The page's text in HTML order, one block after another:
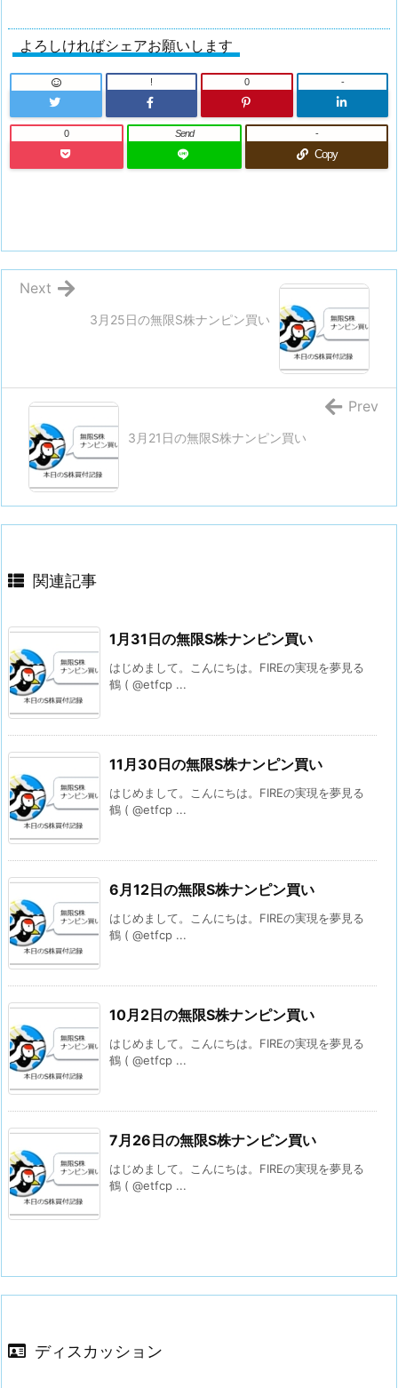
よろしければシェアお願いします
! 0 -
0 Send
Copy
-
3月25日の無限S株ナンピン買い
Next
3月21日の無限S株ナンピン買い
Prev
関連記事
1月31日の無限S株ナンピン買い
はじめまして。こんにちは。FIREの実現を夢見る
鶴 ( @etfcp ...
11月30日の無限S株ナンピン買い
はじめまして。こんにちは。FIREの実現を夢見る
鶴 ( @etfcp ...
6月12日の無限S株ナンピン買い
はじめまして。こんにちは。FIREの実現を夢見る
鶴 ( @etfcp ...
10月2日の無限S株ナンピン買い
はじめまして。こんにちは。FIREの実現を夢見る
鶴 ( @etfcp ...
7月26日の無限S株ナンピン買い
はじめまして。こんにちは。FIREの実現を夢見る
鶴 ( @etfcp ...
ディスカッション